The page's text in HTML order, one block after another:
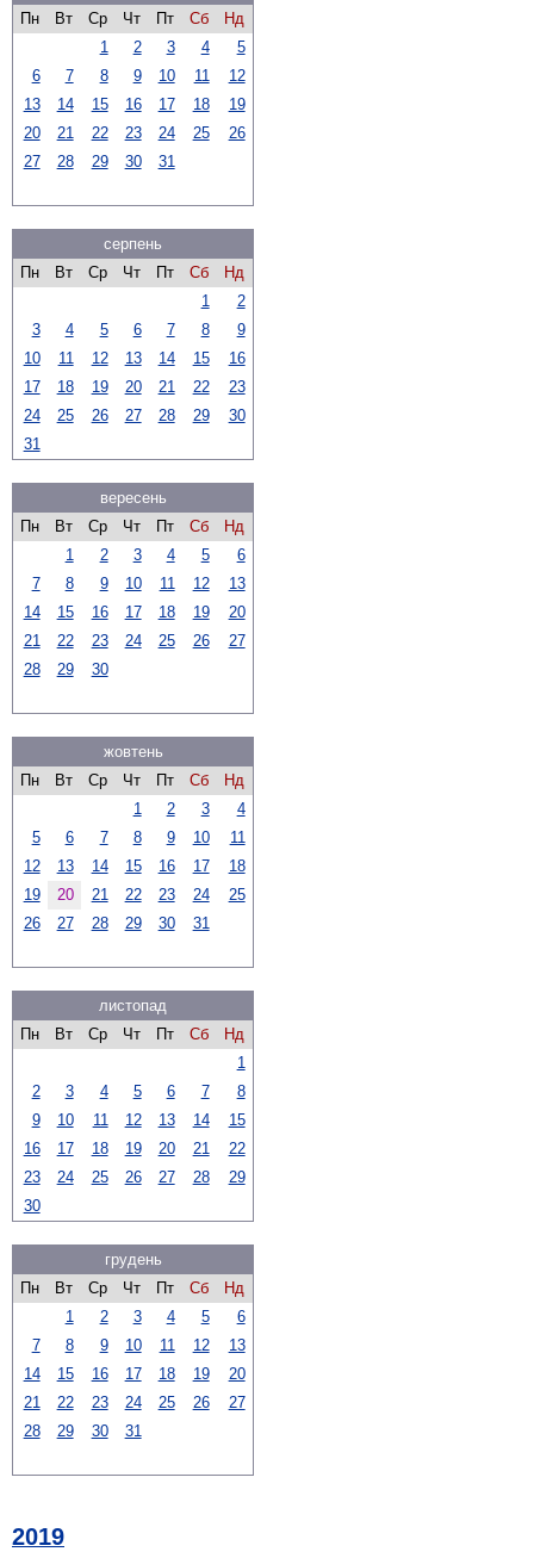
Пн
Вт Ср Чт Пт Сб
Нд
1
2 3 4
5
6
7 8 9 10 11
12
13
14 15 16 17 18
19
20
21 22 23 24 25
26
27
28 29 30 31
серпень
Пн
Вт Ср Чт Пт Сб
Нд
1
2
3
4 5 6 7 8
9
10
11 12 13 14 15
16
17
18 19 20 21 22
23
24
25 26 27 28 29
30
31
вересень
Пн
Вт Ср Чт Пт Сб
Нд
1
2 3 4 5
6
7
8 9 10 11 12
13
14
15 16 17 18 19
20
21
22 23 24 25 26
27
28
29 30
жовтень
Пн
Вт Ср Чт Пт Сб
Нд
1
2 3
4
5
6 7 8 9 10
11
12
13 14 15 16 17
18
19
20 21 22 23 24
25
26
27 28 29 30 31
листопад
Пн
Вт Ср Чт Пт Сб
Нд
1
2
3 4 5 6 7
8
9
10 11 12 13 14
15
16
17 18 19 20 21
22
23
24 25 26 27 28
29
30
грудень
Пн
Вт Ср Чт Пт Сб
Нд
1
2 3 4 5
6
7
8 9 10 11 12
13
14
15 16 17 18 19
20
21
22 23 24 25 26
27
28
29 30 31
2019